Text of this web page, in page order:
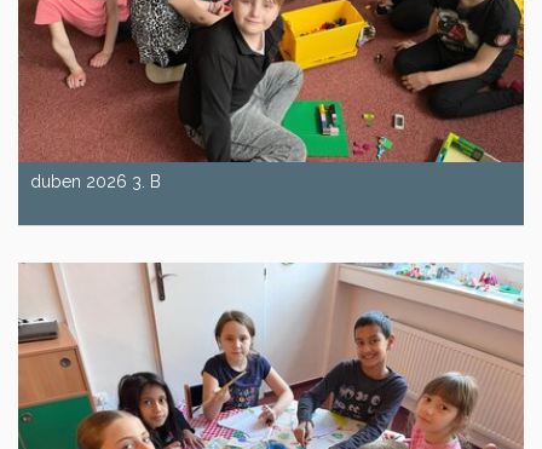
duben 2026 3. B